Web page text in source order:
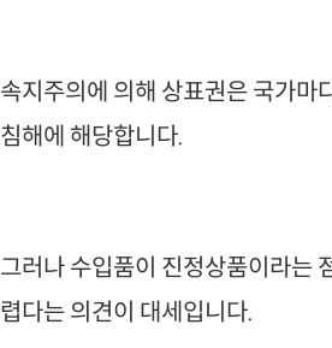
속지주의에 의해 상표권은 국가마
침해에 해당합니다.
그러나 수입품이 진정상품이라는
렵다는 의견이 대세입니다.